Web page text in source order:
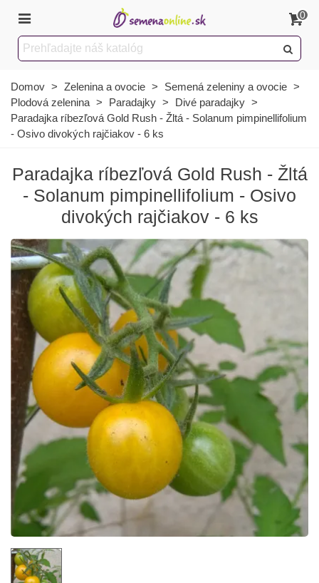
0
Domov > Zelenina a ovocie > Semená zeleniny a ovocie >
Plodová zelenina > Paradajky > Divé paradajky >
Paradajka ríbezľová Gold Rush - Žltá - Solanum pimpinellifolium
- Osivo divokých rajčiakov - 6 ks
Paradajka ríbezľová Gold Rush - Žltá
- Solanum pimpinellifolium - Osivo
divokých rajčiakov - 6 ks